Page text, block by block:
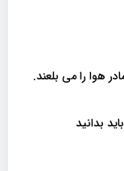
هوا را می بلعند.